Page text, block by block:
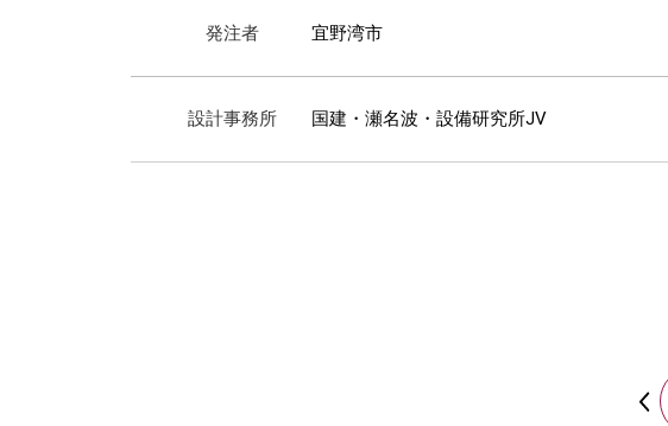
発注者 宜野湾市
設計事務所 国建・瀬名波・設備研究所JV